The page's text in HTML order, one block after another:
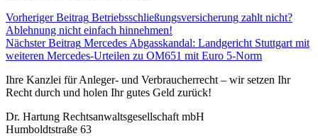
Vorheriger Beitrag Betriebsschließungsversicherung zahlt nicht?
Ablehnung nicht einfach hinnehmen!
Nächster Beitrag Mercedes Abgasskandal: Landgericht Stuttgart mit
weiteren Mercedes-Urteilen zu OM651 mit Euro 5-Norm
Ihre Kanzlei für Anleger- und Verbraucherrecht – wir setzen Ihr
Recht durch und holen Ihr gutes Geld zurück!
Dr. Hartung Rechtsanwaltsgesellschaft mbH
Humboldtstraße 63